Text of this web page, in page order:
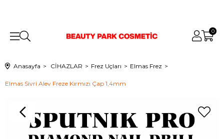
0
Anasayfa CİHAZLAR Frez Uçları Elmas Frez
Elmas Sivri Alev Freze Kırmızı Çap 1,4mm